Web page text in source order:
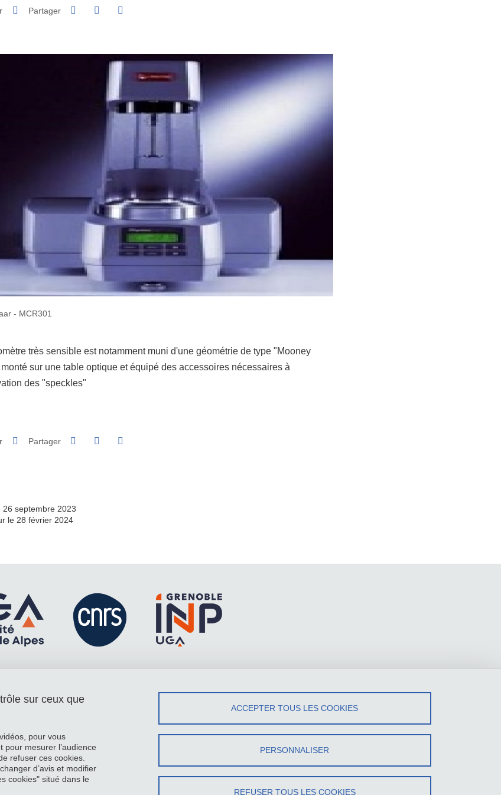
Partager Partager sur Facebook
Partager sur LinkedIn
- MCR301
très sensible est notamment muni d'une géométrie de type "Mooney
monté sur une table optique et équipé des accessoires nécessaires à
des "speckles"
Partager Partager sur Facebook
Partager sur LinkedIn
26 septembre 2023
le 28 février 2024
Menu footer
Contact
Mentions légales
Données personnelles
Gestion des cookies
sur ceux que
pour vous
mesurer l’audience
refuser ces cookies.
d’avis et modifier
cookies" situé dans le
ACCEPTER TOUS LES COOKIES
REFUSER TOUS LES COOKIES
PERSONNALISER